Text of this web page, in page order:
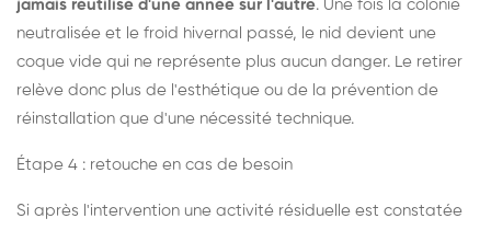
jamais réutilisé d'une année sur l'autre. Une fois la colonie
neutralisée et le froid hivernal passé, le nid devient une
coque vide qui ne représente plus aucun danger. Le retirer
relève donc plus de l'esthétique ou de la prévention de
réinstallation que d'une nécessité technique.
Étape 4 : retouche en cas de besoin
Si après l'intervention une activité résiduelle est constatée